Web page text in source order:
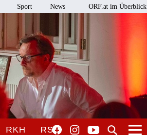
Sport News ORF.at im Überblick
RKH RSO